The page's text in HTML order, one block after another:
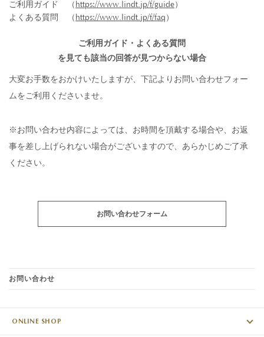
ご利用ガイド （ https://www.lindt.jp/f/guide）
よくある質問
（ https://www.lindt.jp/f/faq）
ご利用ガイド・よくある質問
を見ても該当の回答が見つからない場合
大変お手数をおかけいたしますが、下記よりお問い合わせフォー
ムをご利用くださいませ。
※お問い合わせ内容によっては、お時間を頂戴する場合や、お返
事を差し上げられない場合がございますので、あらかじめご了承
ください。
お問い合わせフォーム
お問い合わせ
ONLINE SHOP